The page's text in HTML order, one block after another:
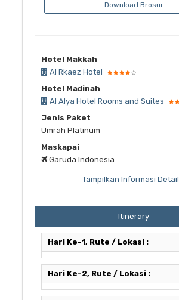
Download Brosur
Hotel Makkah
Al Rkaez Hotel
Hotel Madinah
Al Alya Hotel Rooms and Suites
Jenis Paket
Umrah Platinum
Maskapai
Garuda Indonesia
Tampilkan Informasi Detail
Itinerary
Hari Ke-1, Rute / Lokasi :
Hari Ke-2, Rute / Lokasi :